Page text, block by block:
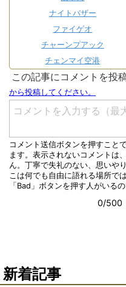
ナイトバザー
ファイゲオ
チャーンプアック
チェンマイ空港
新着記事